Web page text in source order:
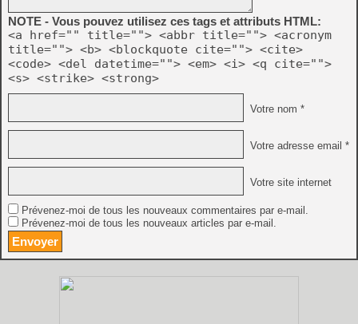
NOTE - Vous pouvez utilisez ces tags et attributs HTML:
<a href="" title=""> <abbr title=""> <acronym
title=""> <b> <blockquote cite=""> <cite>
<code> <del datetime=""> <em> <i> <q cite="">
<s> <strike> <strong>
Votre nom *
Votre adresse email *
Votre site internet
Prévenez-moi de tous les nouveaux commentaires par e-mail.
Prévenez-moi de tous les nouveaux articles par e-mail.